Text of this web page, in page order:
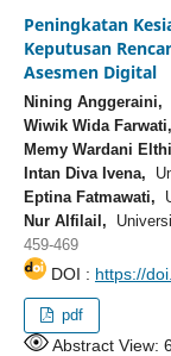
Peningkatan
Keputusan
Asesmen Digital
Nining Anggeraini,
Wiwik Wida Farwati,
Memy Wardani
Intan Diva Ivena,
Eptina Fatmawati,
Nur Alfilail,
459-469
DOI : https://
pdf
Abstract View: